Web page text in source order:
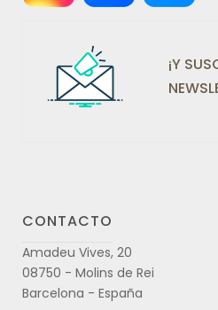
¡Y
CONTACTO
Amadeu Vives, 20
08750 - Molins de Rei
Barcelona - España